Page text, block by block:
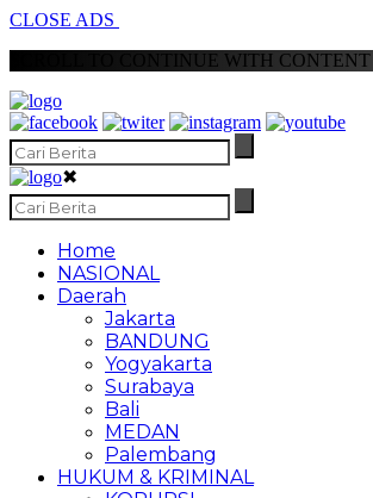
CLOSE ADS
SCROLL TO CONTINUE WITH CONTENT
✖
Home
NASIONAL
Daerah
Jakarta
BANDUNG
Yogyakarta
Surabaya
Bali
MEDAN
Palembang
HUKUM & KRIMINAL